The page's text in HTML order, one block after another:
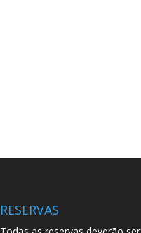
RESERVAS